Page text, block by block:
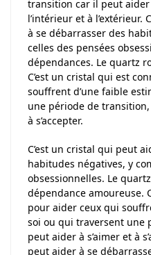
transition car il peut
l’intérieur et à l’extérieur.
à se débarrasser des
celles des pensées
dépendances. Le quartz
C’est un cristal qui est
souffrent d’une faible
une période de
à s’accepter.
C’est un cristal qui peut
habitudes négatives, y
obsessionnelles. Le
dépendance amoureuse.
pour aider ceux qui
soi ou qui traversent une
peut aider à s’aimer et à
peut aider à se